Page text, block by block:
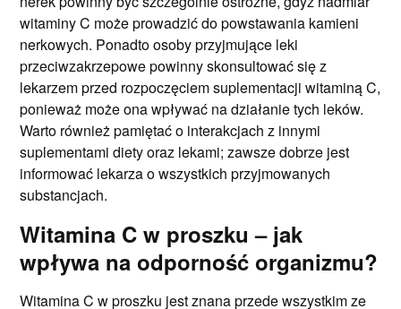
witaminy C może prowadzić do powstawania kamieni
nerkowych. Ponadto osoby przyjmujące leki
przeciwzakrzepowe powinny skonsultować się z
lekarzem przed rozpoczęciem suplementacji witaminą C,
ponieważ może ona wpływać na działanie tych leków.
Warto również pamiętać o interakcjach z innymi
suplementami diety oraz lekami; zawsze dobrze jest
informować lekarza o wszystkich przyjmowanych
substancjach.
Witamina C w proszku – jak
wpływa na odporność organizmu?
Witamina C w proszku jest znana przede wszystkim ze